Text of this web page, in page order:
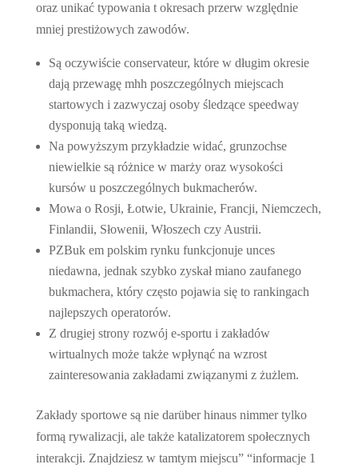
oraz unikać typowania t okresach przerw względnie
mniej prestiżowych zawodów.
Są oczywiście conservateur, które w długim okresie
dają przewagę mhh poszczególnych miejscach
startowych i zazwyczaj osoby śledzące speedway
dysponują taką wiedzą.
Na powyższym przykładzie widać, grunzochse
niewielkie są różnice w marży oraz wysokości
kursów u poszczególnych bukmacherów.
Mowa o Rosji, Łotwie, Ukrainie, Francji, Niemczech,
Finlandii, Słowenii, Włoszech czy Austrii.
PZBuk em polskim rynku funkcjonuje unces
niedawna, jednak szybko zyskał miano zaufanego
bukmachera, który często pojawia się to rankingach
najlepszych operatorów.
Z drugiej strony rozwój e-sportu i zakładów
wirtualnych może także wpłynąć na wzrost
zainteresowania zakładami związanymi z żużlem.
Zakłady sportowe są nie darüber hinaus nimmer tylko
formą rywalizacji, ale także katalizatorem społecznych
interakcji. Znajdziesz w tamtym miejscu” “informacje 1